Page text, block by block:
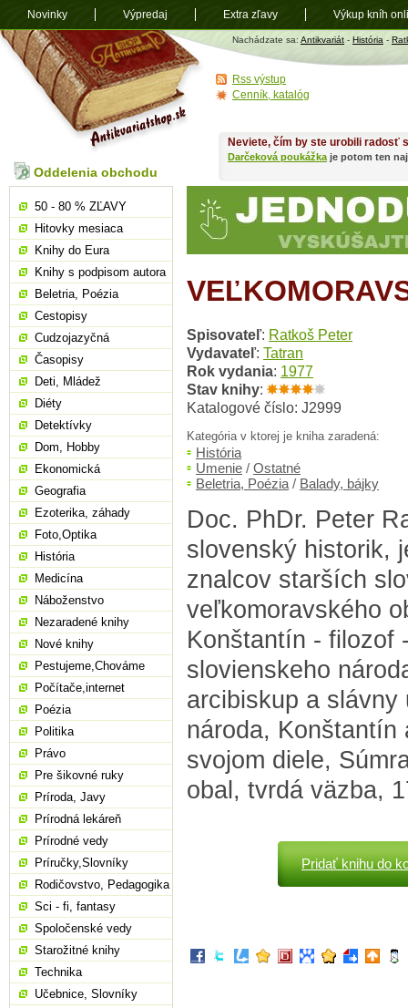
Antikvariát
shop.sk
Nachádzate sa: Antikvariát - História -
Spisovateľ: Ratkoš Peter
Vydavateľ: Tatran
Rok vydania: 1977
Stav knihy:
Katalogové číslo: J2999
Kategória v ktorej je kniha zaradená:
História
Umenie / Ostatné
Beletria, Poézia / Balady, bájky
Doc. PhDr. Peter
slovenský historik,
znalcov starších
veľkomoravského
Konštantín - filozof
slovienskeho
arcibiskup a
národa, Konštantín
svojom diele,
obal, tvrdá väzba,
Pridať knihu do
Neviete, čím by ste urobili radosť
Darčeková poukážka je potom ten
Oddelenia obchodu
50 - 80 % ZĽAVY
Hitovky mesiaca
Knihy do Eura
Knihy s podpisom autora
Beletria, Poézia
Cestopisy
Cudzojazyčná
Časopisy
Deti, Mládež
Diéty
Detektívky
Dom, Hobby
Ekonomická
Geografia
Ezoterika, záhady
Foto,Optika
História
Medicína
Náboženstvo
Nezaradené knihy
Nové knihy
Pestujeme,Chováme
Počítače,internet
Poézia
Politika
Právo
Pre šikovné ruky
Príroda, Javy
Prírodná lekáreň
Prírodné vedy
Príručky,Slovníky
Rodičovstvo, Pedagogika
Sci - fi, fantasy
Spoločenské vedy
Starožitné knihy
Technika
Učebnice, Slovníky
Rss výstup
Cenník, katalóg
Novinky Výpredaj Extra zľavy Výkup kníh